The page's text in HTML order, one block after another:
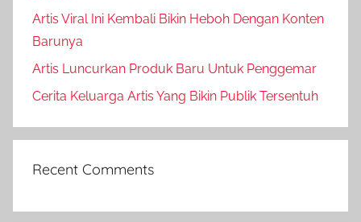
Artis Viral Ini Kembali Bikin Heboh Dengan Konten
Barunya
Artis Luncurkan Produk Baru Untuk Penggemar
Cerita Keluarga Artis Yang Bikin Publik Tersentuh
Recent Comments